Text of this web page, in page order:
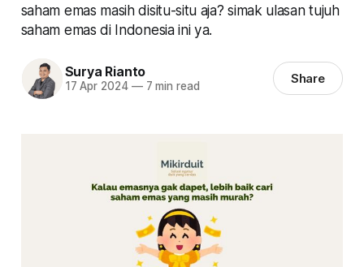
saham emas masih disitu-situ aja? simak ulasan tujuh
saham emas di Indonesia ini ya.
Surya Rianto
17 Apr 2024 —7 min read Share